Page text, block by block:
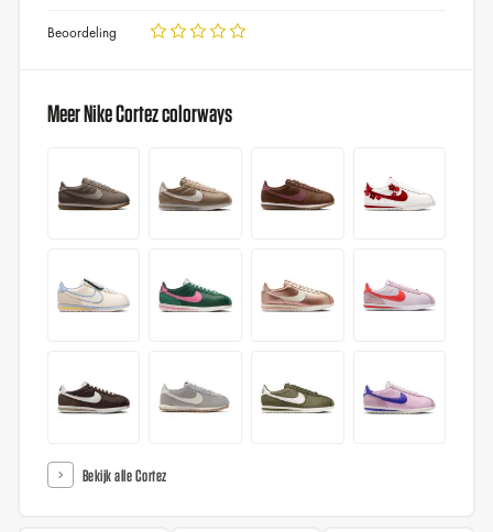
Beoordeling
Meer Nike Cortez colorways
Bekijk alle Cortez